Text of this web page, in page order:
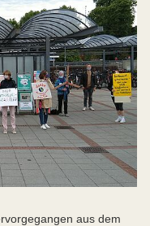
aus dem